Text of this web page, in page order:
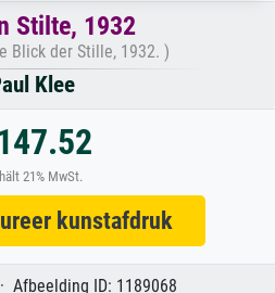
Stilte, 1932
Blick der Stille, 1932. )
Klee
21% MwSt.
kunstafdruk
Afbeelding ID: 1189068